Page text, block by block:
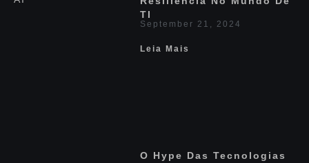
TI
September 21, 2024
Leia Mais
O Hype Das Tecnologias